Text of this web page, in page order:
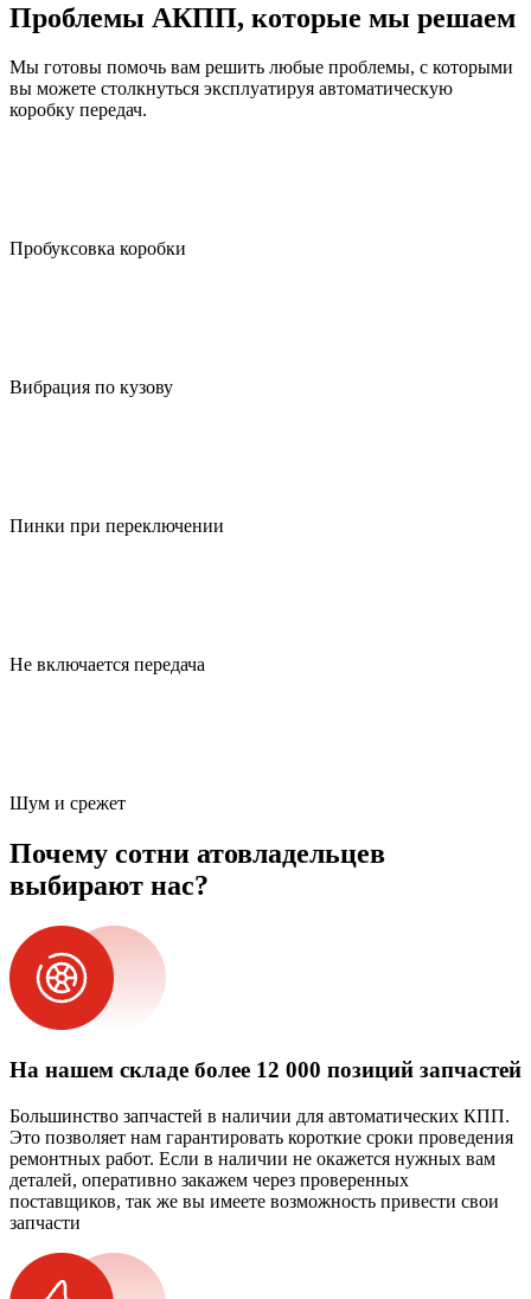
Проблемы АКПП, которые мы решаем
Мы готовы помочь вам решить любые проблемы, с которыми
вы можете столкнуться эксплуатируя автоматическую
коробку передач.
Пробуксовка коробки
Вибрация по кузову
Пинки при переключении
Не включается передача
Шум и срежет
Почему сотни атовладельцев
выбирают нас?
На нашем складе более 12 000 позиций запчастей
Большинство запчастей в наличии для автоматических КПП.
Это позволяет нам гарантировать короткие сроки проведения
ремонтных работ. Если в наличии не окажется нужных вам
деталей, оперативно закажем через проверенных
поставщиков, так же вы имеете возможность привести свои
запчасти